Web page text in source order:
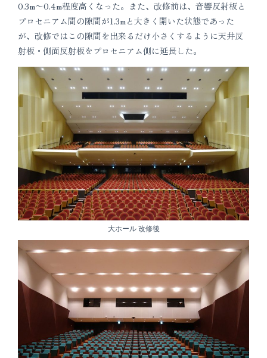
0.3m〜0.4m程度高くなった。また、改修前は、音響反射板と
プロセニアム間の隙間が1.3mと大きく開いた状態であった
が、改修ではこの隙間を出来るだけ小さくするように天井反
射板・側面反射板をプロセニアム側に延長した。
大ホール 改修後